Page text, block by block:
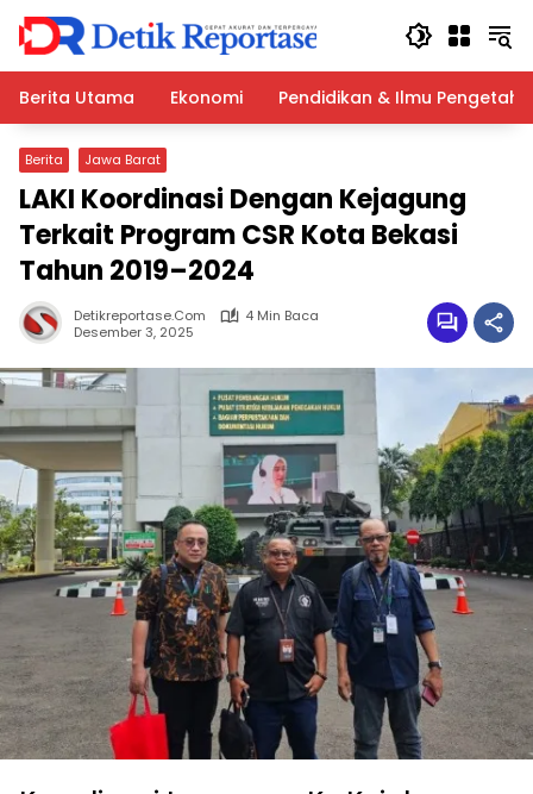
Langsung
konten
Berita Utama
Ekonomi Pendidikan & Ilmu
Berita Jawa Barat
LAKI Koordinasi Dengan Kejagung
Terkait Program CSR Kota Bekasi
Tahun 2019–2024
Detikreportase.com
4 Min Baca
Desember 3, 2025